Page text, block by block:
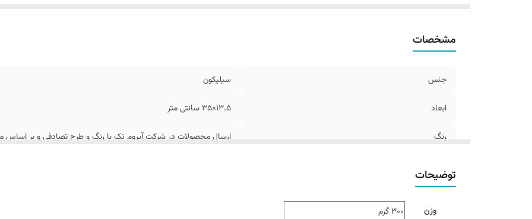
مشخصات
جنس سیلیکون
ابعاد 13.5×35 سانتی متر
رنگ ارسال محصولات در شرکت آیروم تک با رنگ و طرح تصادفی و بر اساس
توضیحات
وزن
300 گرم